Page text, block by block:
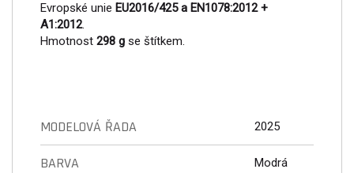
Evropské unie EU2016/425 a EN1078:2012 +
A1:2012.
Hmotnost 298 g se štítkem.
MODELOVÁ ŘADA 2025
BARVA Modrá